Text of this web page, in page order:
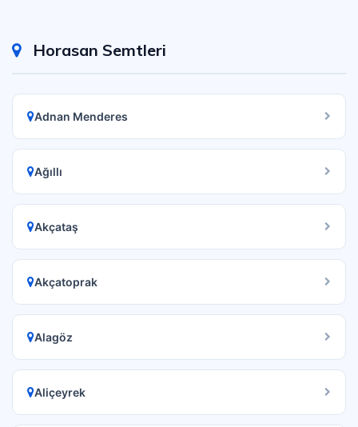
Horasan Semtleri
Adnan Menderes
Ağıllı
Akçataş
Akçatoprak
Alagöz
Aliçeyrek